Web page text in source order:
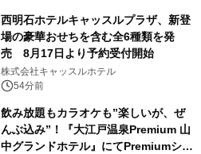
西明石ホテルキャッスルプラザ、新登
場の豪華おせちを含む全6種類を発
売 8月17日より予約受付開始
株式会社キャッスルホテル
54分前
飲み放題もカラオケも”楽しいが、ぜ
んぶ込み”！『大江戸温泉Premium 山
中グランドホテル』にてPremiumシリ